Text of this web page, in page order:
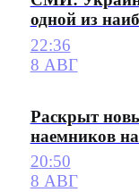
одной из
22:36
8 АВГ
Раскрыт
наемников
20:50
8 АВГ